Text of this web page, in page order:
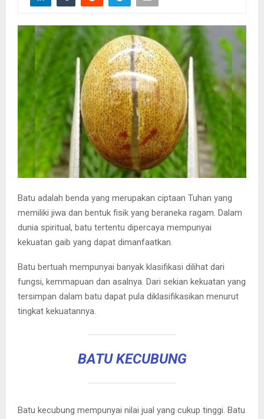
Batu adalah benda yang merupakan ciptaan Tuhan yang
memiliki jiwa dan bentuk fisik yang beraneka ragam. Dalam
dunia spiritual, batu tertentu dipercaya mempunyai
kekuatan gaib yang dapat dimanfaatkan.
Batu bertuah mempunyai banyak klasifikasi dilihat dari
fungsi, kemmapuan dan asalnya. Dari sekian kekuatan yang
tersimpan dalam batu dapat pula diklasifikasikan menurut
tingkat kekuatannya.
BATU KECUBUNG
Batu kecubung mempunyai nilai jual yang cukup tinggi. Batu